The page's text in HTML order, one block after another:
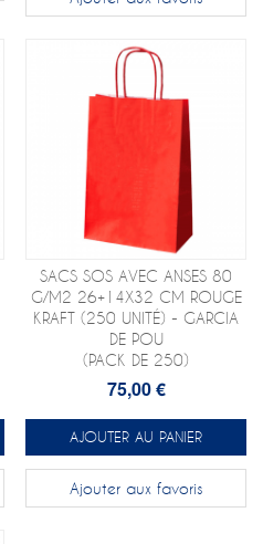
SACS SOS AVEC ANSES 80
G/M2 26+14X32 CM ROUGE
KRAFT (250 UNITÉ) - GARCIA
DE POU
(PACK DE 250)
75,00 €
AJOUTER AU PANIER
Ajouter aux favoris